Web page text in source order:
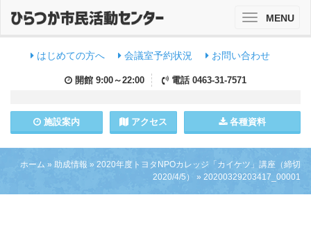
はじめての方へ 会議室予約状況 お問い合わせ
開館 9:00～22:00 電話 0463-31-7571
施設案内 アクセス 各種資料
ToggleMENU
ホーム » 助成情報 » 2020年度トヨタNPOカレッジ「カイケツ」講座（締切
2020/4/5）
» 20200329203417_00001